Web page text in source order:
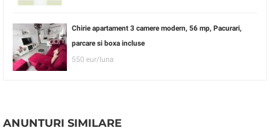
Chirie apartament 3 camere modern, 56 mp, Pacurari,
parcare si boxa incluse
550 eur/luna
ANUNTURI SIMILARE